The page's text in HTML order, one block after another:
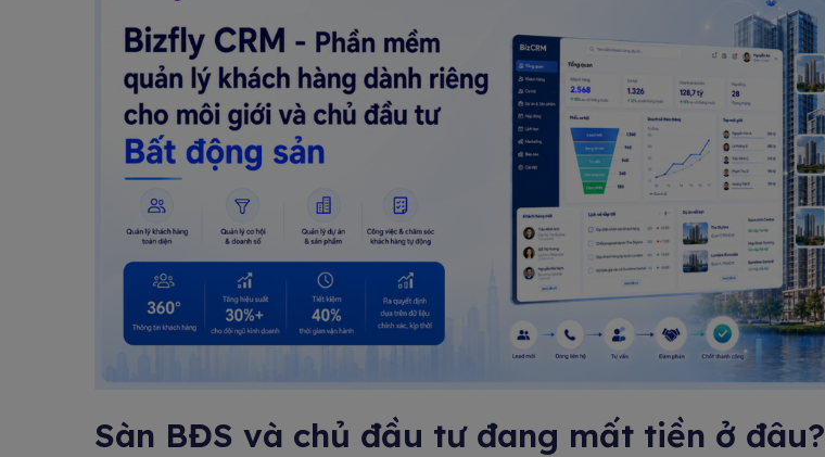
Sàn BĐS và chủ đầu tư đang mất tiền ở đâu?